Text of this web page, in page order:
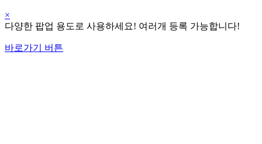
×
다양한 팝업 용도로 사용하세요! 여러개 등록 가능합니다!
바로가기 버튼